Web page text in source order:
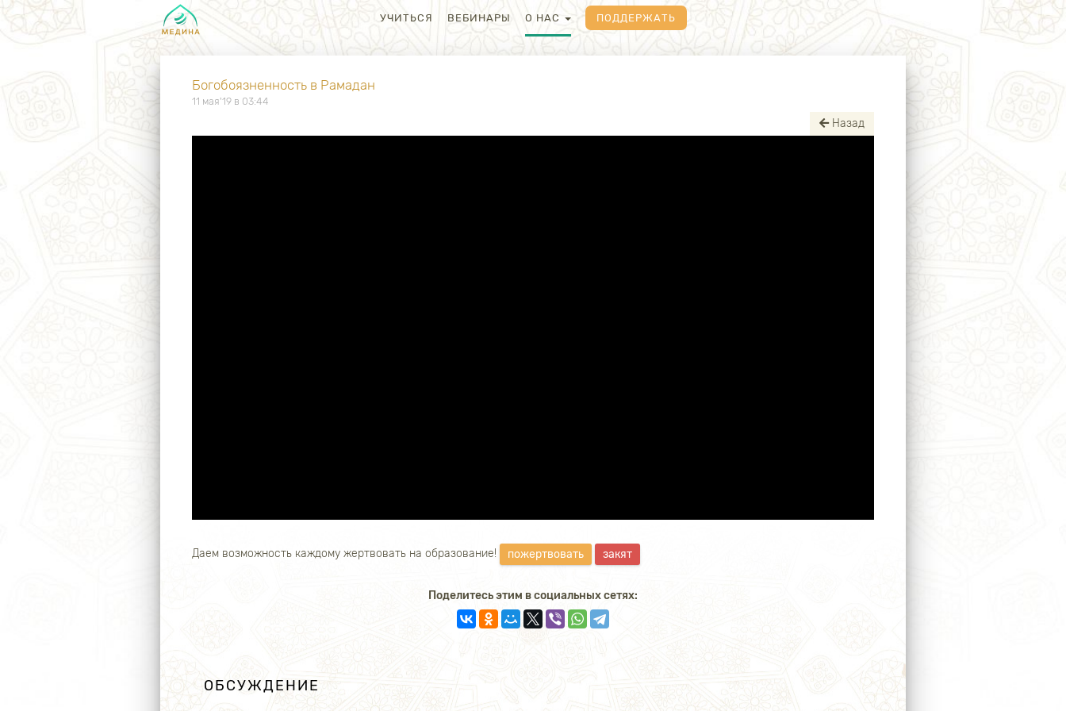
УЧИТЬСЯ ВЕБИНАРЫ О НАС ПОДДЕРЖАТЬ
Богобоязненность в Рамадан
11 мая'19 в 03:44
Назад
Даем возможность каждому жертвовать на образование! пожертвовать закят
Поделитесь этим в социальных сетях:
ОБСУЖДЕНИЕ